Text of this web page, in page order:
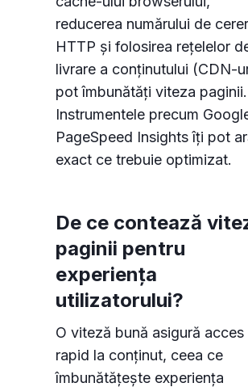
reducerea numărului de
HTTP și folosirea rețelelor
livrare a conținutului (CDN-
pot îmbunătăți viteza paginii.
Instrumentele precum
PageSpeed Insights îți pot
exact ce trebuie optimizat.
De ce contează
paginii pentru
experiența
utilizatorului?
O viteză bună asigură acces
rapid la conținut, ceea ce
îmbunătățește experiența